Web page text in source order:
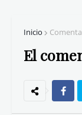
Inicio
El